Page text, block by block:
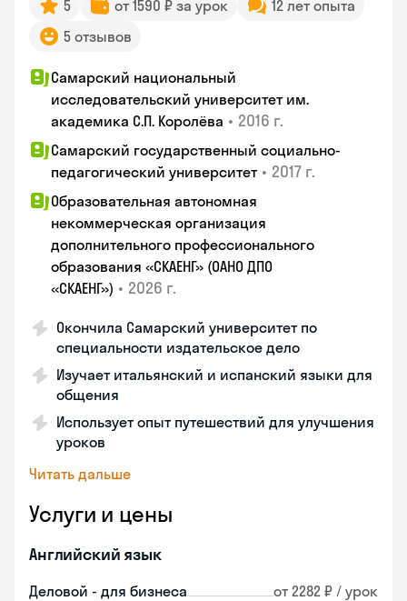
5 от 1590 ₽ за урок
12 лет опыта
5 отзывов
Самарский национальный
исследовательский университет им.
академика С.П. Королёва • 2016 г.
Самарский государственный социально-
педагогический университет • 2017 г.
Образовательная автономная
некоммерческая организация
дополнительного профессионального
образования «СКАЕНГ» (ОАНО ДПО
«СКАЕНГ») • 2026 г.
Окончила Самарский университет по
специальности издательское дело
Изучает итальянский и испанский языки для
общения
Использует опыт путешествий для улучшения
уроков
Читать дальше
Услуги и цены
Английский язык
Деловой - для бизнеса от 2282 ₽ / урок